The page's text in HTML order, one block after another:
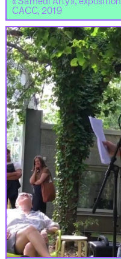
CACC, 2019